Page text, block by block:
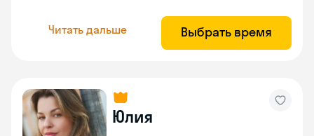
Читать дальше Выбрать время
Юлия